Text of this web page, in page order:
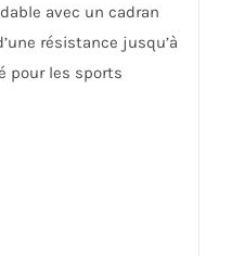
avec un cadran
résistance jusqu’à
pour les sports